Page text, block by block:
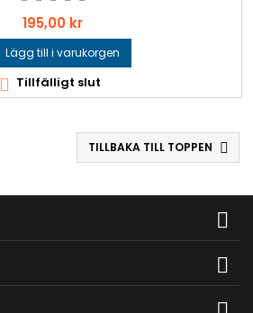
Pris
195,00 kr
Lägg till i varukorgen
 Tillfälligt slut
TILLBAKA TILL TOPPEN 

